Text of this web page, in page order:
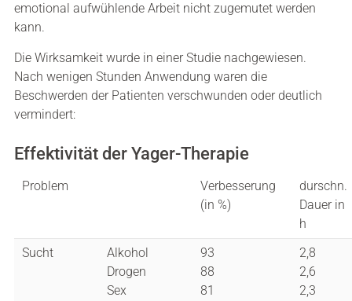
emotional aufwühlende Arbeit nicht zugemutet werden
kann.
Die Wirksamkeit wurde in einer Studie nachgewiesen.
Nach wenigen Stunden Anwendung waren die
Beschwerden der Patienten verschwunden oder deutlich
vermindert:
Effektivität der Yager-Therapie
Problem
Verbesserung
(in %)
durschn.
Dauer in
h
Sucht
Alkohol
Drogen
Sex
93
88
81
2,8
2,6
2,3